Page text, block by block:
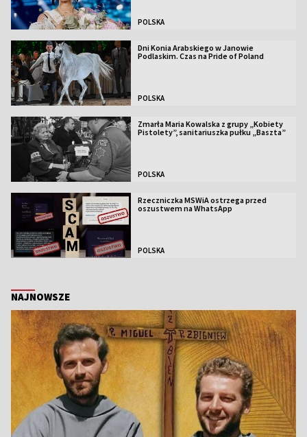
POLSKA
Dni Konia Arabskiego w Janowie
Podlaskim. Czas na Pride of Poland
POLSKA
Zmarła Maria Kowalska z grupy „Kobiety
Pistolety”, sanitariuszka pułku „Baszta”
POLSKA
Rzeczniczka MSWiA ostrzega przed
oszustwem na WhatsApp
POLSKA
NAJNOWSZE